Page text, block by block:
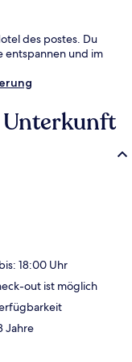
des postes. Du
entspannen und im
Unterkunft
18:00 Uhr
out ist möglich
Jahre